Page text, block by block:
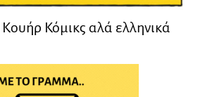
Κόμικς αλά ελληνικά